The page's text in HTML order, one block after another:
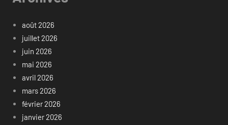
août 2026
juillet 2026
juin 2026
mai 2026
avril 2026
mars 2026
février 2026
janvier 2026